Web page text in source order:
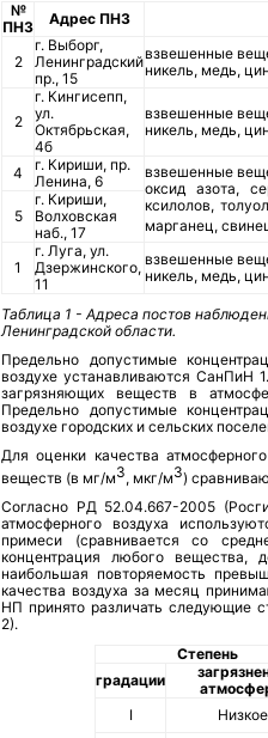
№
ПНЗ
Адрес ПНЗ
2
г. Выборг,
Ленинградский
пр., 15
взвешенные
никель, медь,
2
г. Кингисепп,
ул.
Октябрьская,
4б
взвешенные
никель, медь,
4
г. Кириши, пр.
Ленина, 6
взвешенные
оксид азота,
ксилолов, толуол
марганец,
5
г. Кириши,
Волховская
наб., 17
1
г. Луга, ул.
Дзержинского,
11
взвешенные
никель, медь,
Таблица 1 - Адреса постов
Ленинградской области.
Предельно допустимые
воздухе устанавливаются СанПиН
загрязняющих веществ в
Предельно допустимые
воздухе городских и сельских
Для оценки качества
веществ (в мг/м3, мкг/м3)
Согласно РД 52.04.667-2005
атмосферного воздуха
примеси (сравнивается со
концентрация любого
наибольшая повторяемость
качества воздуха за месяц
НП принято различать следующие
2).
Степень
градации
I
Низкое